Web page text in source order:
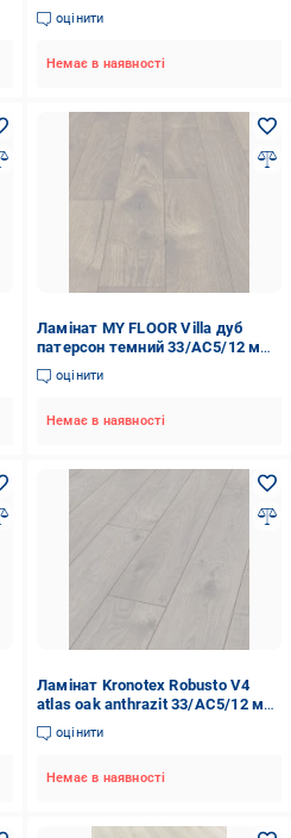
(M1223)
оцінити
Немає в наявності
Ламінат MY FLOOR Villa дуб
патерсон темний 33/АС5/12 мм
(M1221)
оцінити
Немає в наявності
Ламінат Kronotex Robusto V4
atlas oak anthrazit 33/АС5/12 мм
(D 3592)
оцінити
Немає в наявності